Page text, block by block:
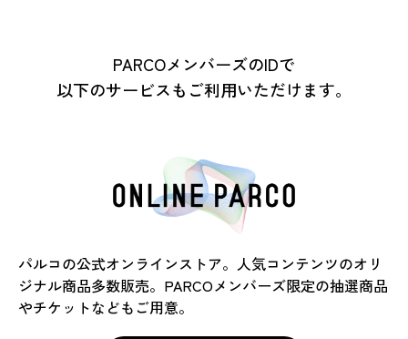
PARCOメンバーズのIDで
以下のサービスもご利用いただけます。
パルコの公式オンラインストア。人気コンテンツのオリ
ジナル商品多数販売。PARCOメンバーズ限定の抽選商品
やチケットなどもご用意。